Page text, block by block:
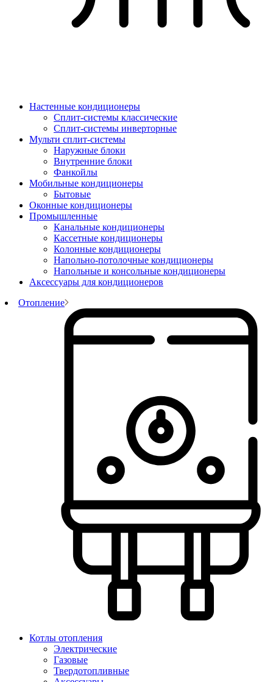
Настенные кондиционеры
Сплит-системы классические
Сплит-системы инверторные
Мульти сплит-системы
Наружные блоки
Внутренние блоки
Фанкойлы
Мобильные кондиционеры
Бытовые
Оконные кондиционеры
Промышленные
Канальные кондиционеры
Кассетные кондиционеры
Колонные кондиционеры
Напольно-потолочные кондиционеры
Напольные и консольные кондиционеры
Аксессуары для кондиционеров
Отопление
Котлы отопления
Электрические
Газовые
Твердотопливные